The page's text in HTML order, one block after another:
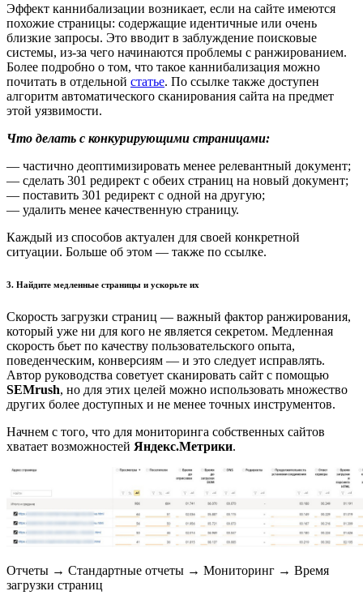
Эффект каннибализации возникает, если на сайте имеются
похожие страницы: содержащие идентичные или очень
близкие запросы. Это вводит в заблуждение поисковые
системы, из-за чего начинаются проблемы с ранжированием.
Более подробно о том, что такое каннибализация можно
почитать в отдельной статье. По ссылке также доступен
алгоритм автоматического сканирования сайта на предмет
этой уязвимости.
Что делать с конкурирующими страницами:
— частично деоптимизировать менее релевантный документ;
— сделать 301 редирект с обеих страниц на новый документ;
— поставить 301 редирект с одной на другую;
— удалить менее качественную страницу.
Каждый из способов актуален для своей конкретной
ситуации. Больше об этом — также по ссылке.
3. Найдите медленные страницы и ускорьте их
Скорость загрузки страниц — важный фактор ранжирования,
который уже ни для кого не является секретом. Медленная
скорость бьет по качеству пользовательского опыта,
поведенческим, конверсиям — и это следует исправлять.
Автор руководства советует сканировать сайт с помощью
SEMrush, но для этих целей можно использовать множество
других более доступных и не менее точных инструментов.
Начнем с того, что для мониторинга собственных сайтов
хватает возможностей Яндекс.Метрики.
Отчеты → Стандартные отчеты → Мониторинг → Время
загрузки страниц